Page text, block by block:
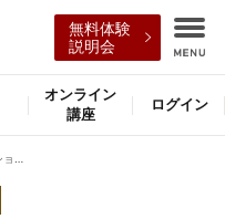
無料体験
説明会
オンライン
講座
ログイン